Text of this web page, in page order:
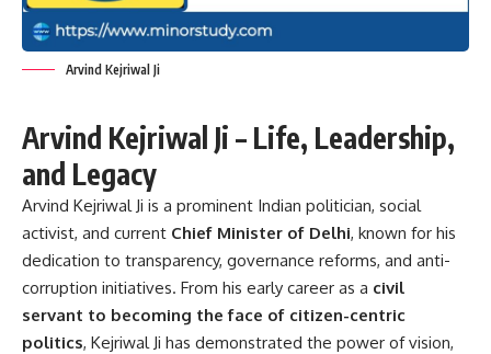
Arvind Kejriwal Ji
Arvind Kejriwal Ji – Life, Leadership,
and Legacy
Arvind Kejriwal Ji is a prominent Indian politician, social
activist, and current Chief Minister of Delhi, known for his
dedication to transparency, governance reforms, and anti-
corruption initiatives. From his early career as a civil
servant to becoming the face of citizen-centric
politics, Kejriwal Ji has demonstrated the power of vision,